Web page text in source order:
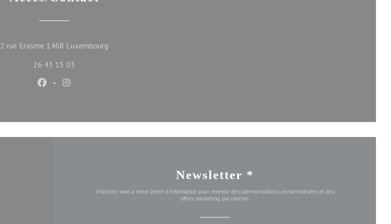
2 rue Erasme 1468 Luxembourg
26 43 15 03
Facebook ((ouvre une nouvelle fenêtre))
Instagram ((ouvre une nouvelle fenêtre))
Newsletter *
Inscrivez-vous à notre lettre d'information pour recevoir des communications personnalisées et des
offres marketing par courriel.